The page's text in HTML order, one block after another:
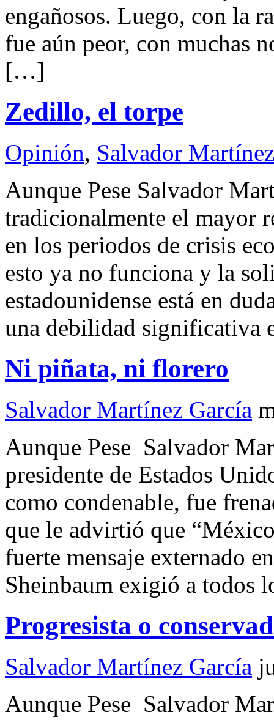
engañosos. Luego, con la
fue aún peor, con muchas
[…]
Zedillo, el torpe
Opinión, Salvador
Aunque Pese Salvador
tradicionalmente el mayor
en los periodos de crisis
esto ya no funciona y la
estadounidense está en
una debilidad
Ni piñata, ni florero
Salvador Martínez García
Aunque Pese Salvador
presidente de Estados
como condenable, fue
que le advirtió que
fuerte mensaje externado
Sheinbaum exigió a
Progresista o
Salvador Martínez García
Aunque Pese Salvador